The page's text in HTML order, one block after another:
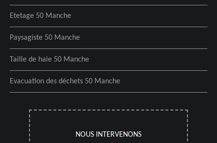
Etetage 50 Manche
Paysagiste 50 Manche
Taille de haie 50 Manche
Evacuation des déchets 50 Manche
NOUS INTERVENONS